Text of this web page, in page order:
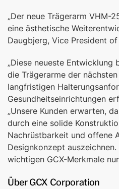
„Der neue Trägerarm VHM-
eine ästhetische
Daugbjerg, Vice President
„Diese neueste Entwicklung
die Trägerarme der
langfristigen
Gesundheitseinrichtungen
„Unsere Kunden erwarten,
durch eine solide
Nachrüstbarkeit und offene
Designkonzept
wichtigen GCX-Merkmale
Über GCX Corporation